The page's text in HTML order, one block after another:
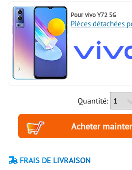
Pour vivo Y72 5G
Pièces détachées
Quantité:
FRAIS DE LIVRAISON